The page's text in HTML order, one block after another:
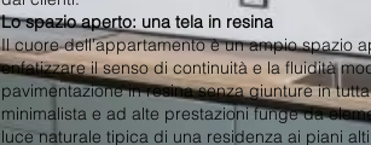
Lo spazio aperto: una tela in resina
Il cuore dell'appartamento è un ampio spazio
enfatizzare il senso di continuità e la fluidità
pavimentazione in resina senza giunture in
minimalista e ad alte prestazioni funge da
luce naturale tipica di una residenza ai piani